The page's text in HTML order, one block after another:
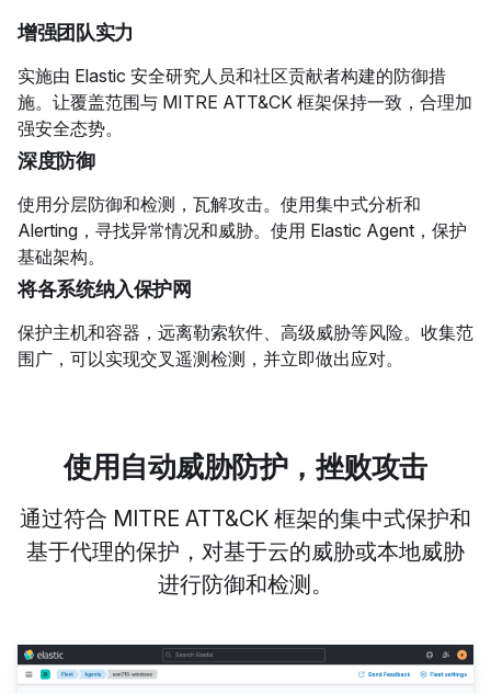
增强团队实力
实施由 Elastic 安全研究人员和社区贡献者构建的防御措
施。让覆盖范围与 MITRE ATT&CK 框架保持一致，合理加
强安全态势。
深度防御
使用分层防御和检测，瓦解攻击。使用集中式分析和
Alerting，寻找异常情况和威胁。使用 Elastic Agent，保护
基础架构。
将各系统纳入保护网
保护主机和容器，远离勒索软件、高级威胁等风险。收集范
围广，可以实现交叉遥测检测，并立即做出应对。
使用自动威胁防护，挫败攻击
通过符合 MITRE ATT&CK 框架的集中式保护和
基于代理的保护，对基于云的威胁或本地威胁
进行防御和检测。